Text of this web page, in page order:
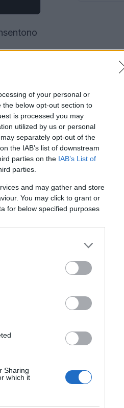
of your personal or
below opt-out section to
is processed you may
utilized by us or personal
separately opt-out of the
the IAB’s list of downstream
parties on the IAB’s List of
parties.
and may gather and store
You may click to grant or
for below specified purposes
Sharing
which it
a